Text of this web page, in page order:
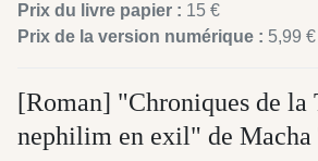
Prix du livre papier : 15 €
Prix de la version numérique : 5,99 €
[Roman] "Chroniques de la
nephilim en exil" de Macha